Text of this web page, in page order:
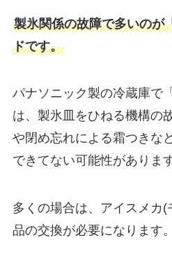
製氷関係の故障で多いのが
ドです。
パナソニック製の冷蔵庫で
は、製氷皿をひねる機構の
や閉め忘れによる霜つきな
できてない可能性があります
多くの場合は、アイスメカ
品の交換が必要になります。